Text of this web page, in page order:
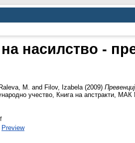
насилство -
Raleva, M. and Filov, Izabela (2009)
учество, Книга на апстракти,
Preview